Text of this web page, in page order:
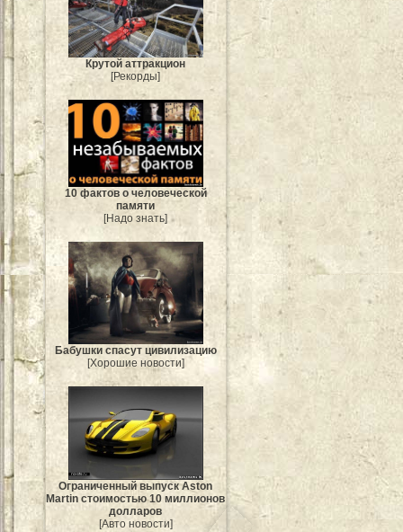
Крутой аттракцион
[Рекорды]
10 фактов о человеческой
памяти
[Надо знать]
Бабушки спасут цивилизацию
[Хорошие новости]
Ограниченный выпуск Aston
Martin стоимостью 10 миллионов
долларов
[Авто новости]